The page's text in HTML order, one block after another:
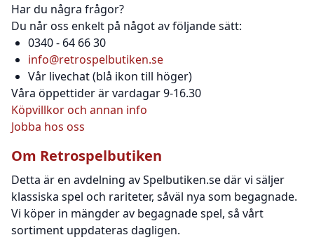
Har du några frågor?
Du når oss enkelt på något av följande sätt:
0340 - 64 66 30
info@retrospelbutiken.se
Vår livechat (blå ikon till höger)
Våra öppettider är vardagar 9-16.30
Köpvillkor och annan info
Jobba hos oss
Om Retrospelbutiken
Detta är en avdelning av Spelbutiken.se där vi säljer
klassiska spel och rariteter, såväl nya som begagnade.
Vi köper in mängder av begagnade spel, så vårt
sortiment uppdateras dagligen.